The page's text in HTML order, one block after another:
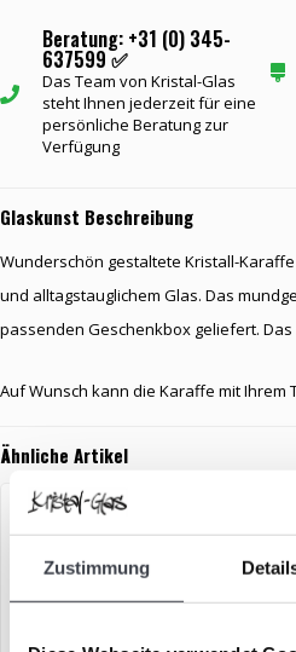
Zustimmung
Beratung: +31 (0) 345-
637599 ✅
Das Team von Kristal-Glas
steht Ihnen jederzeit für eine
persönliche Beratung zur
Verfügung
Glaskunst Beschreibung
Wunderschön gestaltete Kristall-
und alltagstauglichem Glas. Das
passenden Geschenkbox geliefert. Das
Auf Wunsch kann die Karaffe mit Ihrem
Ähnliche Artikel